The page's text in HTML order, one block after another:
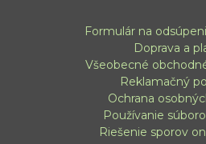
Formulár na
Doprava a
Všeobecné
Reklamačný
Ochrana
Používanie
Riešenie sporov